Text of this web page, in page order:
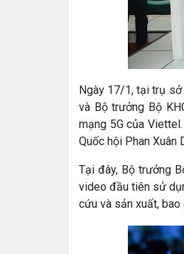
Ngày 17/1, tại trụ sở
và Bộ trưởng Bộ
mạng 5G của
Quốc hội Phan Xuân
Tại đây, Bộ trưởng
video đầu tiên sử
cứu và sản xuất,